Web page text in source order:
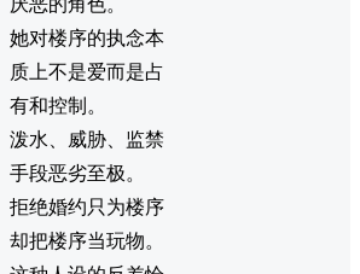
厌恶的角色。
她对楼序的执念本
质上不是爱而是占
有和控制。
泼水、威胁、监禁
手段恶劣至极。
拒绝婚约只为楼序
却把楼序当玩物。